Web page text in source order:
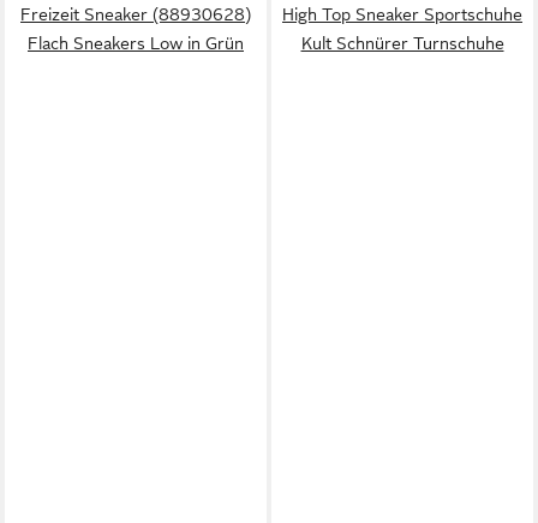
Freizeit Sneaker (88930628)
Flach Sneakers Low in Grün
High Top Sneaker Sportschuhe
Kult Schnürer Turnschuhe